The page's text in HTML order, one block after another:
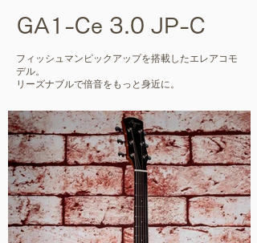
GA1-Ce 3.0 JP-C
フィッシュマンピックアップを搭載したエレアコモ
デル。
リーズナブルで倍音をもっと身近に。